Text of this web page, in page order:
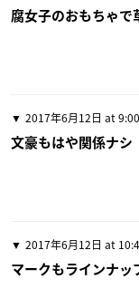
腐女子のおもちゃで
2017年6月12日 at
文豪もはや関係ナシ
2017年6月12日 at
マークもラインナ